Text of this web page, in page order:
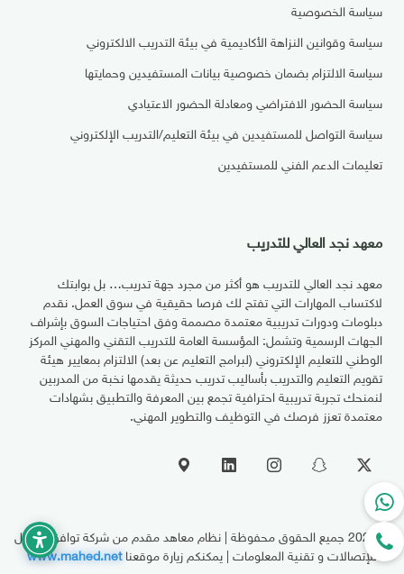
سياسة الخصوصية
سياسة وقوانين النزاهة الأكاديمية في بيئة التدريب الالكتروني
سياسة الالتزام بضمان خصوصية بيانات المستفيدين وحمايتها
سياسة الحضور الافتراضي ومعادلة الحضور الاعتيادي
سياسة التواصل للمستفيدين في بيئة التعليم/التدريب الإلكتروني
تعليمات الدعم الفني للمستفيدين
معهد نجد العالي للتدريب
معهد نجد العالي للتدريب هو أكثر من مجرد جهة تدريب… بل بوابتك
لاكتساب المهارات التي تفتح لك فرصا حقيقية في سوق العمل. نقدم
دبلومات ودورات تدريبية معتمدة مصممة وفق احتياجات السوق بإشراف
الجهات الرسمية وتشمل: المؤسسة العامة للتدريب التقني والمهني المركز
الوطني للتعليم الإلكتروني (لبرامج التعليم عن بعد) الالتزام بمعايير هيئة
تقويم التعليم والتدريب بأساليب تدريب حديثة يقدمها نخبة من المدربين
لنمنحك تجربة تدريبية احترافية تجمع بين المعرفة والتطبيق بشهادات
معتمدة تعزز فرصك في التوظيف والتطوير المهني.
© 2026
جميع الحقوق محفوظة | نظام معاهد مقدم من شركة توافق الحلول
للإتصالات و تقنية المعلومات | يمكنكم زيارة موقعناwww.mahed.net